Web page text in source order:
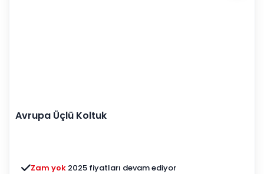
Avrupa Üçlü Koltuk
Zam yok 2025 fiyatları devam ediyor